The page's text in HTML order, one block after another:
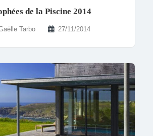
de la Piscine 2014
Tarbo 27/11/2014